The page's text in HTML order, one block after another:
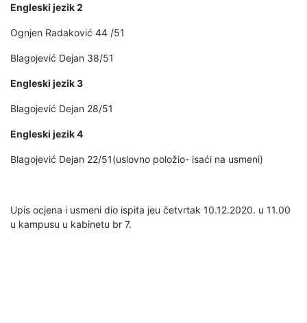
Engleski jezik 2
Ognjen Radaković 44 /51
Blagojević Dejan 38/51
Engleski jezik 3
Blagojević Dejan 28/51
Engleski jezik 4
Blagojević Dejan 22/51(uslovno položio- iѕaći na usmeni)
Upis ocjena i usmeni dio ispita jeu četvrtak 10.12.2020. u 11.00
u kampusu u kabinetu br 7.